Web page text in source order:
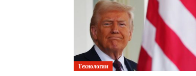
Технологии